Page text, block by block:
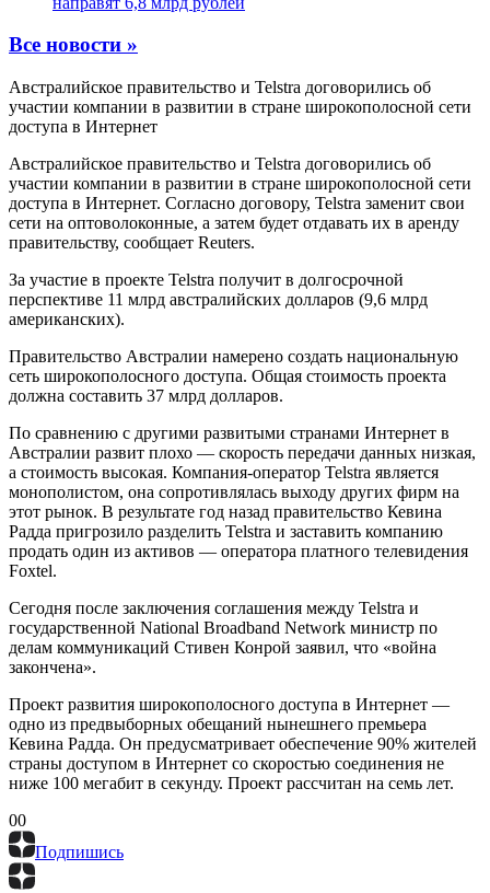
Все новости »
Австралийское правительство и Telstra договорились об
участии компании в развитии в стране широкополосной сети
доступа в Интернет
Австралийское правительство и Telstra договорились об
участии компании в развитии в стране широкополосной сети
доступа в Интернет. Согласно договору, Telstra заменит свои
сети на оптоволоконные, а затем будет отдавать их в аренду
правительству, сообщает Reuters.
За участие в проекте Telstra получит в долгосрочной
перспективе 11 млрд австралийских долларов (9,6 млрд
американских).
Правительство Австралии намерено создать национальную
сеть широкополосного доступа. Общая стоимость проекта
должна составить 37 млрд долларов.
По сравнению с другими развитыми странами Интернет в
Австралии развит плохо — скорость передачи данных низкая,
а стоимость высокая. Компания-оператор Telstra является
монополистом, она сопротивлялась выходу других фирм на
этот рынок. В результате год назад правительство Кевина
Радда пригрозило разделить Telstra и заставить компанию
продать один из активов — оператора платного телевидения
Foxtel.
Сегодня после заключения соглашения между Telstra и
государственной National Broadband Network министр по
делам коммуникаций Стивен Конрой заявил, что «война
закончена».
Проект развития широкополосного доступа в Интернет —
одно из предвыборных обещаний нынешнего премьера
Кевина Радда. Он предусматривает обеспечение 90% жителей
страны доступом в Интернет со скоростью соединения не
ниже 100 мегабит в секунду. Проект рассчитан на семь лет.
00
Подпишись